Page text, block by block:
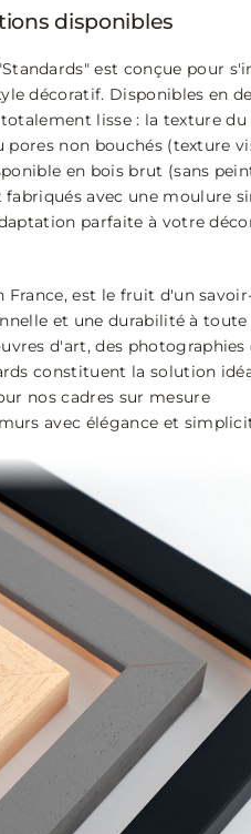
disponibles
est conçue pour
décoratif. Disponibles en
lisse : la texture du
non bouchés (texture
en bois brut (sans
avec une moulure
parfaite à votre
France, est le fruit d'un
et une durabilité à toute
d'art, des photographies
constituent la solution
nos cadres sur mesure
avec élégance et